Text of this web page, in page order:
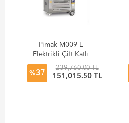
Pimak M009-E
Elektrikli Çift Katlı
Tamburlu Piliç
Makinesi
%37
239,760.00 TL
151,015.50 TL